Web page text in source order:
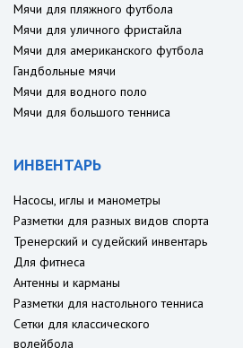
Мячи для пляжного футбола
Мячи для уличного фристайла
Мячи для американского футбола
Гандбольные мячи
Мячи для водного поло
Мячи для большого тенниса
ИНВЕНТАРЬ
Насосы, иглы и манометры
Разметки для разных видов спорта
Тренерский и судейский инвентарь
Для фитнеса
Антенны и карманы
Разметки для настольного тенниса
Сетки для классического
волейбола